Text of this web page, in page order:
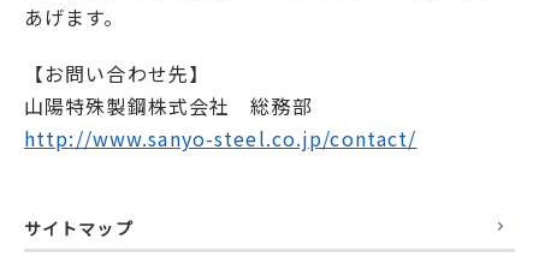
あげます。
【お問い合わせ先】
山陽特殊製鋼株式会社 総務部
http://www.sanyo-steel.co.jp/contact/
サイトマップ